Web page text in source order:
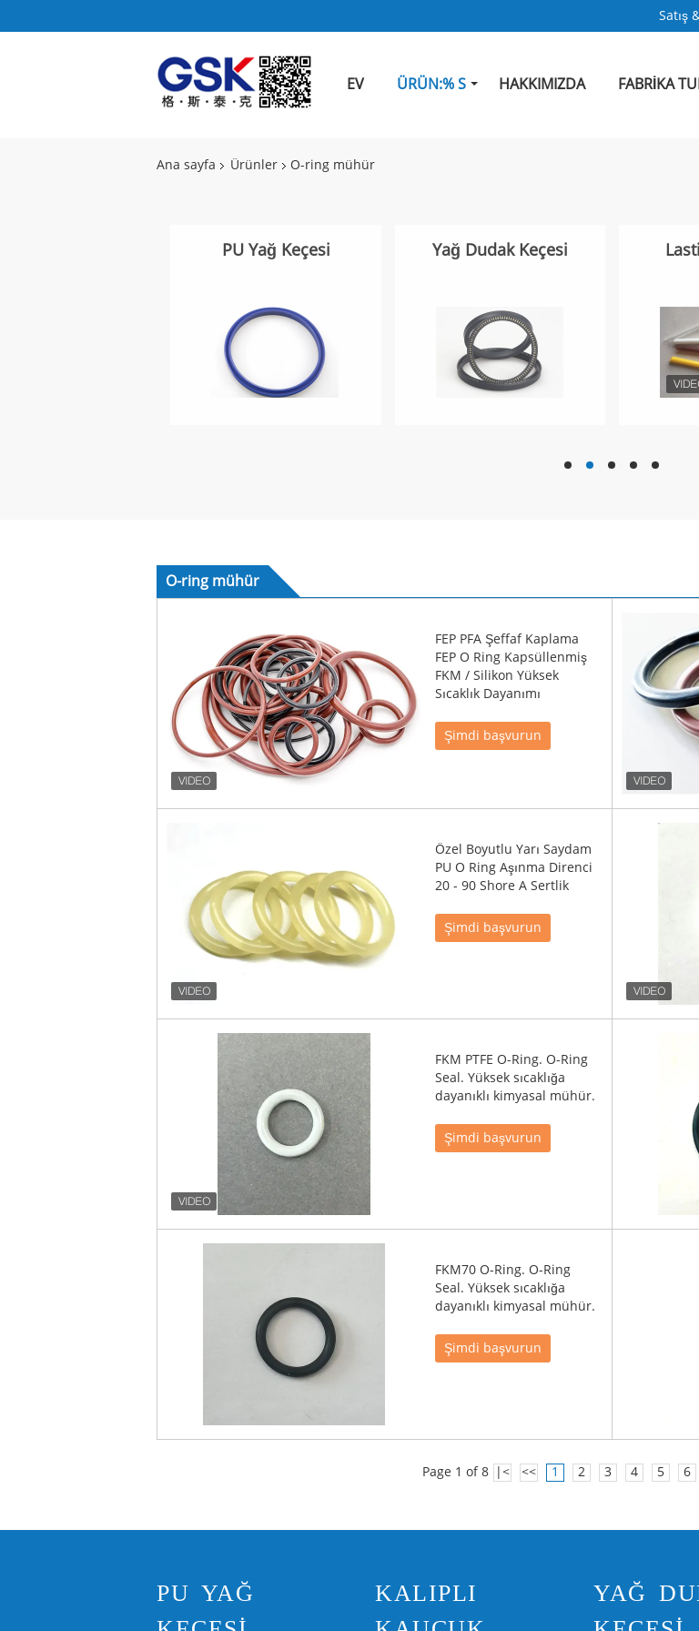
Satış
EV ÜRÜN:% S HAKKIMIZDA FABRIKA
Ana sayfa Ürünler O-ring mühür
PU Yağ Keçesi Yağ Dudak Keçesi
hd hd hd hd hd
O-ring mühür
FEP PFA Şeffaf Kaplama
FEP O Ring Kapsüllenmiş
FKM / Silikon Yüksek
Sıcaklık Dayanımı
Şimdi başvurun
Özel Boyutlu Yarı Saydam
PU O Ring Aşınma Direnci
20 - 90 Shore A Sertlik
Şimdi başvurun
FKM PTFE O-Ring. O-Ring
Seal. Yüksek sıcaklığa
dayanıklı kimyasal mühür.
Şimdi başvurun
FKM70 O-Ring. O-Ring
Seal. Yüksek sıcaklığa
dayanıklı kimyasal mühür.
Şimdi başvurun
Page 1 of 8 |< << 1 2 3 4 5 6
PU YAĞ
KALIPLI
YAĞ